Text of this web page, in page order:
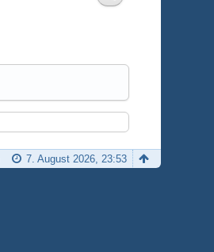
7. August 2026, 23:53